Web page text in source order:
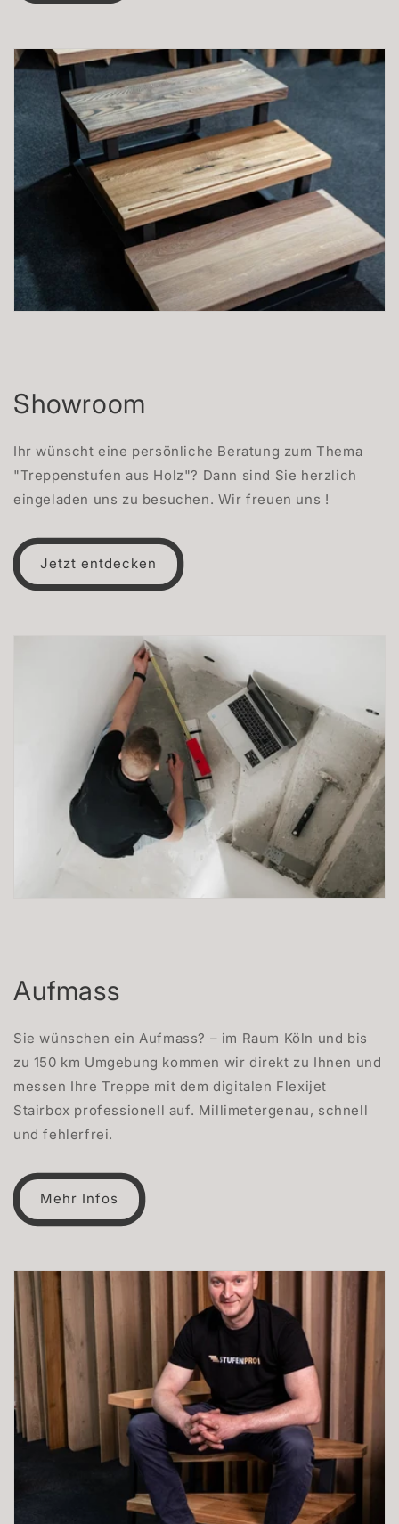
Showroom
Ihr wünscht eine persönliche Beratung zum Thema
"Treppenstufen aus Holz"? Dann sind Sie herzlich
eingeladen uns zu besuchen. Wir freuen uns !
Jetzt entdecken
Aufmass
Sie wünschen ein Aufmass? – im Raum Köln und bis
zu 150 km Umgebung kommen wir direkt zu Ihnen und
messen Ihre Treppe mit dem digitalen Flexijet
Stairbox professionell auf. Millimetergenau, schnell
und fehlerfrei.
Mehr Infos